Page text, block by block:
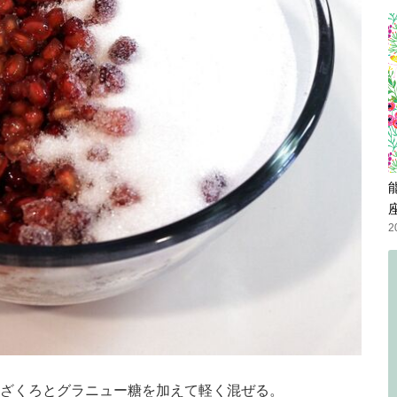
くろとグラニュー糖を加えて軽く混ぜる。